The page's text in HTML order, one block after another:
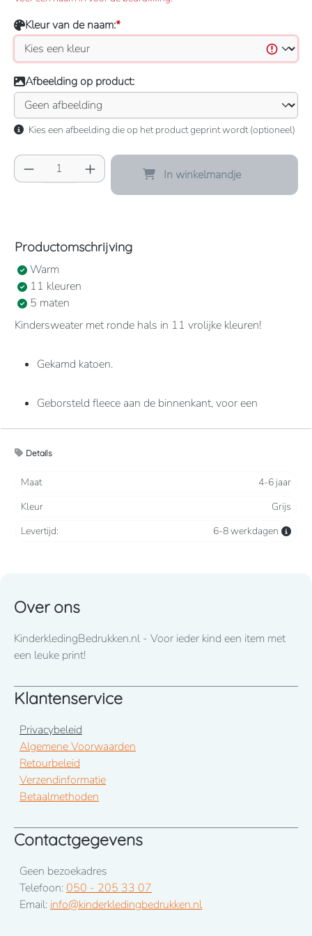
Kleur van de naam:*
Afbeelding op product:
Kies een afbeelding die op het product geprint wordt (optioneel)
Producthoeveelheid: Voer de gewenste
In winkelmandje
Productomschrijving
Warm
11 kleuren
5 maten
Kindersweater met ronde hals in 11 vrolijke kleuren!
Gekamd katoen.
Geborsteld fleece aan de binnenkant, voor een
Casual en ideaal voor dagelijks gebruik.
280 grams
Details
Maat
4-6 jaar
Kleur
Grijs
Levertijd:
6-8 werkdagen
Over ons
KinderkledingBedrukken.nl - Voor ieder kind een item met
een leuke print!
Klantenservice
Privacybeleid
Algemene Voorwaarden
Retourbeleid
Verzendinformatie
Betaalmethoden
Contactgegevens
Geen bezoekadres
Telefoon: 050 - 205 33 07
Email: info@kinderkledingbedrukken.nl